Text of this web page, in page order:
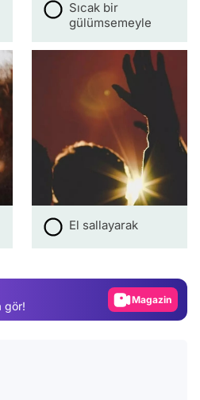
Sıcak bir
gülümsemeyle
El sallayarak
gör!
Video
Gündem
Video